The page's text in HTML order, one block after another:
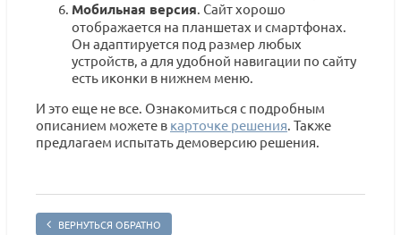
Мобильная версия. Сайт хорошо
отображается на планшетах и смартфонах.
Он адаптируется под размер любых
устройств, а для удобной навигации по сайту
есть иконки в нижнем меню.
И это еще не все. Ознакомиться с подробным
описанием можете в карточке решения. Также
предлагаем испытать демоверсию решения.
ВЕРНУТЬСЯ ОБРАТНО